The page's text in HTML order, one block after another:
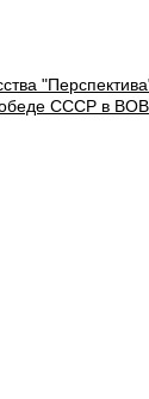
СССР в ВОВ